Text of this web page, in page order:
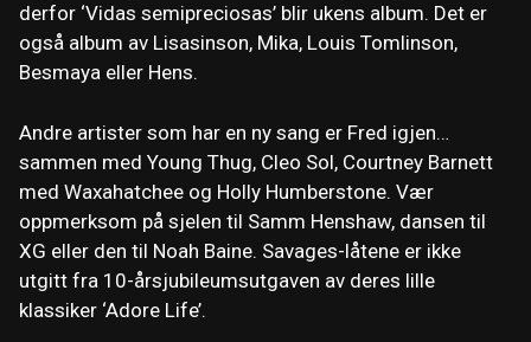
derfor ‘Vidas semipreciosas’ blir ukens album. Det er
også album av Lisasinson, Mika, Louis Tomlinson,
Besmaya eller Hens.
Andre artister som har en ny sang er Fred igjen…
sammen med Young Thug, Cleo Sol, Courtney Barnett
med Waxahatchee og Holly Humberstone. Vær
oppmerksom på sjelen til Samm Henshaw, dansen til
XG eller den til Noah Baine. Savages-låtene er ikke
utgitt fra 10-årsjubileumsutgaven av deres lille
klassiker ‘Adore Life’.